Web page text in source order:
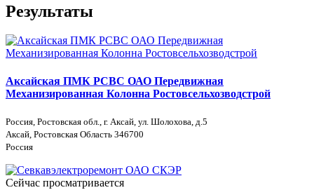
Результаты
Аксайская ПМК РСВС ОАО Передвижная
Механизированная Колонна Ростовсельхозводстрой
Россия, Ростовская обл., г. Аксай, ул. Шолохова, д.5
Аксай, Ростовская Область 346700
Россия
Сейчас просматривается